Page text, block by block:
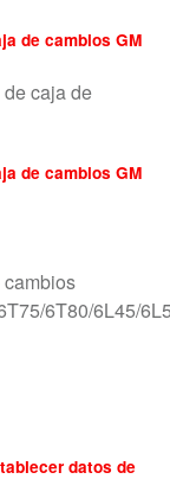
de cambios GM
de cambios GM
6T80/6L45/
datos de